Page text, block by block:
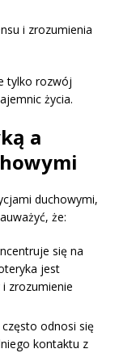
i zrozumienia
tylko rozwój
życia.
a
duchowymi,
że:
się na
jest
zrozumienie
odnosi się
kontaktu z